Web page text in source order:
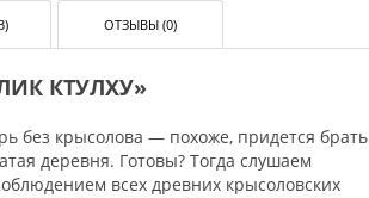
ОТЗЫВЫ (0)
КТУЛХУ»
без крысолова — похоже, придется брать
деревня. Готовы? Тогда слушаем
всех древних крысоловских